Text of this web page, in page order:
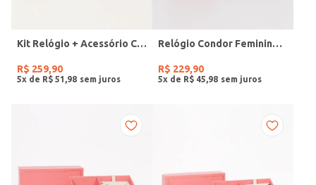
Kit Relógio + Acessório Condor Feminino DOURADO
R$ 259,90
5x de R$ 51 98
Relógio Condor Feminino PRATA
R$ 229,90
5x de R$ 45 98